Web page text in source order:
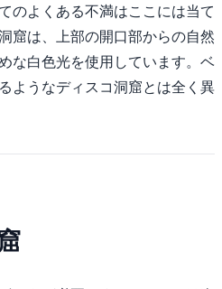
のよくある不満はここには当て
窟は、上部の開口部からの自然
な白色光を使用しています。ベ
ようなディスコ洞窟とは全く異